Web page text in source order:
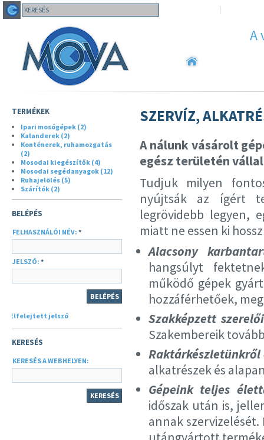
A
TERMÉKEK
Ipari mosógépek (2)
Kalanderek (2)
Konténerek, ruhamozgatás
(2)
Mosodai kiegészítők (4)
Mosodai segédanyagok (12)
Ruhajelölés (5)
Szárítók (2)
BELÉPÉS
FELHASZNÁLÓI NÉV: *
JELSZÓ: *
Elfelejtett jelszó
KERESÉS
KERESÉS A WEBHELYEN:
SZERVÍZ,
A nálunk vásárolt
egész területén
Tudjuk milyen
nyújtsák az ígért
legrövidebb legyen,
miatt ne essen ki
Alacsony
hangsúlyt
működő gépek
hozzáférhetőek,
Szakképzett
Szakembereik
alkatrészek és
Gépeink teljes
időszak után is,
annak